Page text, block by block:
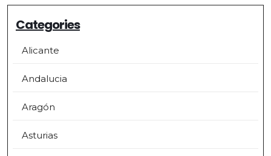
Categories
Alicante
Andalucia
Aragón
Asturias